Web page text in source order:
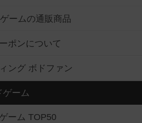
ームの通販商品
ポンについて
ング ボドファン
ゲーム
ーム TOP50